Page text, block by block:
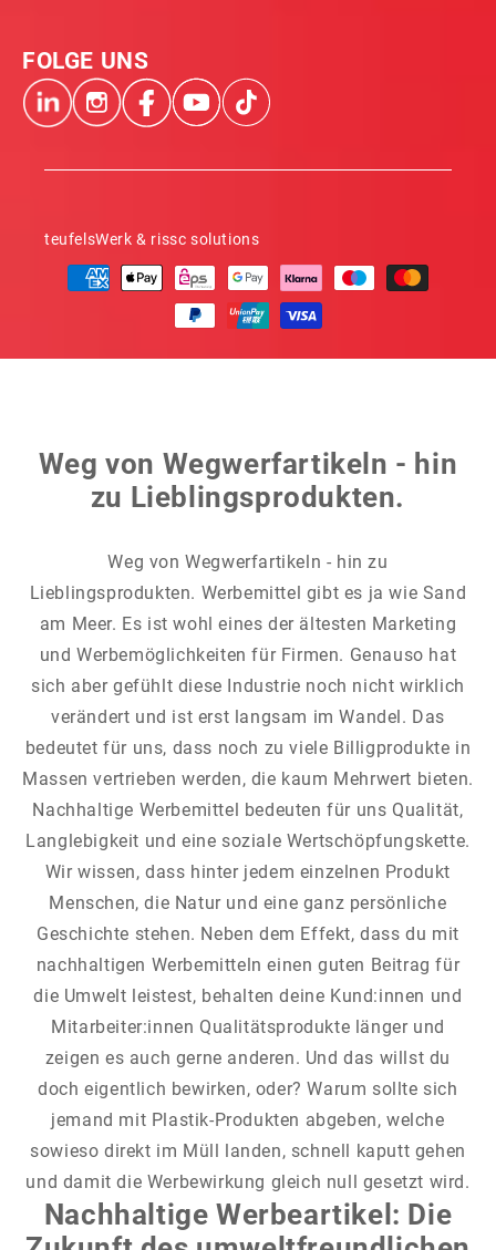
FOLGE UNS
teufelsWerk & rissc solutions
Zahlungsmethoden
Weg von Wegwerfartikeln - hin
zu Lieblingsprodukten.
Weg von Wegwerfartikeln - hin zu
Lieblingsprodukten. Werbemittel gibt es ja wie Sand
am Meer. Es ist wohl eines der ältesten Marketing
und Werbemöglichkeiten für Firmen. Genauso hat
sich aber gefühlt diese Industrie noch nicht wirklich
verändert und ist erst langsam im Wandel. Das
bedeutet für uns, dass noch zu viele Billigprodukte in
Massen vertrieben werden, die kaum Mehrwert bieten.
Nachhaltige Werbemittel bedeuten für uns Qualität,
Langlebigkeit und eine soziale Wertschöpfungskette.
Wir wissen, dass hinter jedem einzelnen Produkt
Menschen, die Natur und eine ganz persönliche
Geschichte stehen. Neben dem Effekt, dass du mit
nachhaltigen Werbemitteln einen guten Beitrag für
die Umwelt leistest, behalten deine Kund:innen und
Mitarbeiter:innen Qualitätsprodukte länger und
zeigen es auch gerne anderen. Und das willst du
doch eigentlich bewirken, oder? Warum sollte sich
jemand mit Plastik-Produkten abgeben, welche
sowieso direkt im Müll landen, schnell kaputt gehen
und damit die Werbewirkung gleich null gesetzt wird.
Nachhaltige Werbeartikel: Die